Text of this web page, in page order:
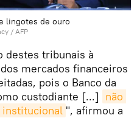
lingotes de ouro
/ AFP
destes tribunais à
mercados financeiros
pois o Banco da
custodiante [...] não
institucional ", afirmou a